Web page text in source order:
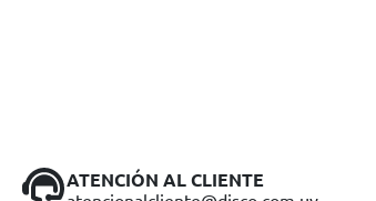
ATENCIÓN AL CLIENTE